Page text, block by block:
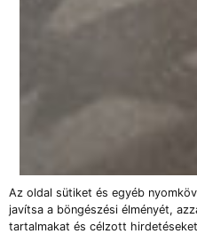
Az oldal sütiket és egyéb
javítsa a böngészési élményét,
tartalmakat és célzott